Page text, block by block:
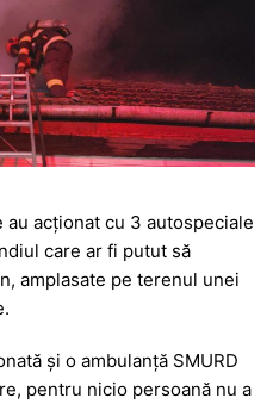
au acționat cu 3 autospeciale
care ar fi putut să
amplasate pe terenul unei
și o ambulanță SMURD
pentru nicio persoană nu a